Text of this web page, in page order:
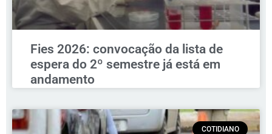
Fies 2026: convocação da lista de
espera do 2º semestre já está em
andamento
COTIDIANO